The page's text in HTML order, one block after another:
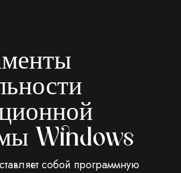
Windows
собой программную